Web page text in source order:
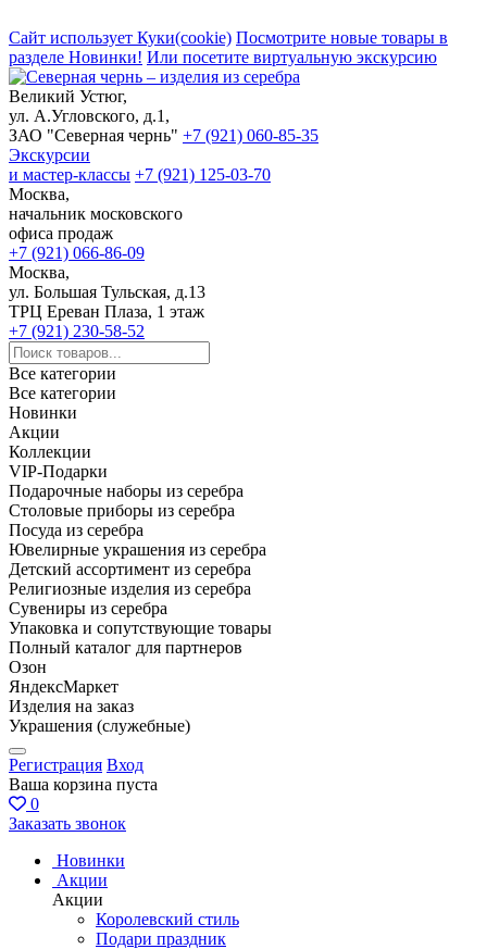
Сайт использует Куки(cookie) Посмотрите новые товары в
разделе Новинки! Или посетите виртуальную экскурсию
Великий Устюг,
ул. А.Угловского, д.1,
ЗАО "Северная чернь" +7 (921) 060-85-35
Экскурсии
и мастер-классы +7 (921) 125-03-70
Москва,
начальник московского
офиса продаж
+7 (921) 066-86-09
Москва,
ул. Большая Тульская, д.13
ТРЦ Ереван Плаза, 1 этаж
+7 (921) 230-58-52
Все категории
Все категории
Новинки
Акции
Коллекции
VIP-Подарки
Подарочные наборы из серебра
Столовые приборы из серебра
Посуда из серебра
Ювелирные украшения из серебра
Детский ассортимент из серебра
Религиозные изделия из серебра
Сувениры из серебра
Упаковка и сопутствующие товары
Полный каталог для партнеров
Озон
ЯндексМаркет
Изделия на заказ
Украшения (служебные)
Регистрация Вход
Ваша корзина пуста
0
Заказать звонок
Новинки
Акции
Акции
Королевский стиль
Подари праздник